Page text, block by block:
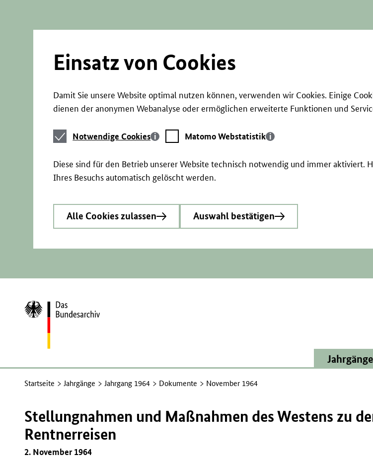
Einsatz von Cookies
Damit Sie unsere Website optimal nutzen können, verwenden wir Cookies. Einige
dienen der anonymen Webanalyse oder ermöglichen erweiterte Funktionen und
Notwendige
Cookies
Notwendige Cookies
Matomo
Webstatistik
Matomo Webstatistik
Diese sind für den Betrieb unserer Website technisch notwendig und immer aktiviert.
Ihres Besuchs automatisch gelöscht werden.
Alle Cookies zulassen Auswahl bestätigen
Zur
Startseite
Jahrgänge
Startseite Jahrgänge Jahrgang 1964 Dokumente November 1964
Stellungnahmen und Maßnahmen des Westens zu
Rentnerreisen
2. November 1964